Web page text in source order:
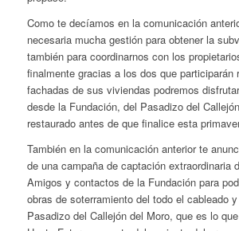
Como te decíamos en la comunicación
necesaria mucha gestión para obtener la
también para coordinarnos con los
finalmente gracias a los dos que participarán
fachadas de sus viviendas podremos
desde la Fundación, del Pasadizo del
restaurado antes de que finalice esta
También en la comunicación anterior te
de una campaña de captación extraordinaria
Amigos y contactos de la Fundación para
obras de soterramiento del todo el cableado
Pasadizo del Callejón del Moro, que es lo